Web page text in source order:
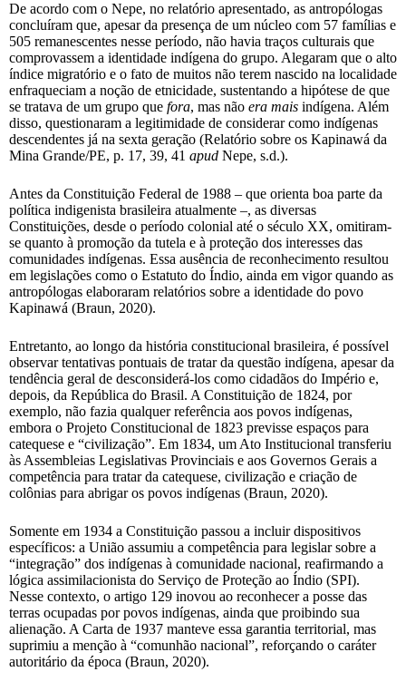
De acordo com o Nepe, no relatório apresentado, as antropólogas
concluíram que, apesar da presença de um núcleo com 57 famílias e
505 remanescentes nesse período, não havia traços culturais que
comprovassem a identidade indígena do grupo. Alegaram que o alto
índice migratório e o fato de muitos não terem nascido na localidade
enfraqueciam a noção de etnicidade, sustentando a hipótese de que
se tratava de um grupo que fora, mas não era mais indígena. Além
disso, questionaram a legitimidade de considerar como indígenas
descendentes já na sexta geração (Relatório sobre os Kapinawá da
Mina Grande/PE, p. 17, 39, 41 apud Nepe, s.d.).
Antes da Constituição Federal de 1988 – que orienta boa parte da
política indigenista brasileira atualmente –, as diversas
Constituições, desde o período colonial até o século XX, omitiram-
se quanto à promoção da tutela e à proteção dos interesses das
comunidades indígenas. Essa ausência de reconhecimento resultou
em legislações como o Estatuto do Índio, ainda em vigor quando as
antropólogas elaboraram relatórios sobre a identidade do povo
Kapinawá (Braun, 2020).
Entretanto, ao longo da história constitucional brasileira, é possível
observar tentativas pontuais de tratar da questão indígena, apesar da
tendência geral de desconsiderá-los como cidadãos do Império e,
depois, da República do Brasil. A Constituição de 1824, por
exemplo, não fazia qualquer referência aos povos indígenas,
embora o Projeto Constitucional de 1823 previsse espaços para
catequese e “civilização”. Em 1834, um Ato Institucional transferiu
às Assembleias Legislativas Provinciais e aos Governos Gerais a
competência para tratar da catequese, civilização e criação de
colônias para abrigar os povos indígenas (Braun, 2020).
Somente em 1934 a Constituição passou a incluir dispositivos
específicos: a União assumiu a competência para legislar sobre a
“integração” dos indígenas à comunidade nacional, reafirmando a
lógica assimilacionista do Serviço de Proteção ao Índio (SPI).
Nesse contexto, o artigo 129 inovou ao reconhecer a posse das
terras ocupadas por povos indígenas, ainda que proibindo sua
alienação. A Carta de 1937 manteve essa garantia territorial, mas
suprimiu a menção à “comunhão nacional”, reforçando o caráter
autoritário da época (Braun, 2020).